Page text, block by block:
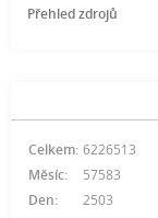
Přehled zdrojů
Celkem: 6226513
Měsíc:
57583
Den:
2503